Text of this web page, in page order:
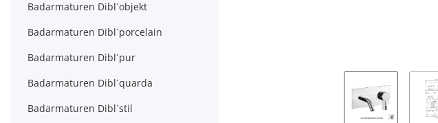
Badarmaturen Dibl´objekt
Badarmaturen Dibl´porcelain
Badarmaturen Dibl´pur
Badarmaturen Dibl´quarda
Badarmaturen Dibl´stil